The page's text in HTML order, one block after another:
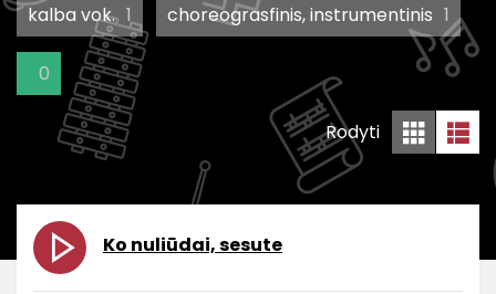
kalba vok. 1 choreograsfinis, instrumentinis 1
0
Rodyti
Ko nuliūdai, sesute